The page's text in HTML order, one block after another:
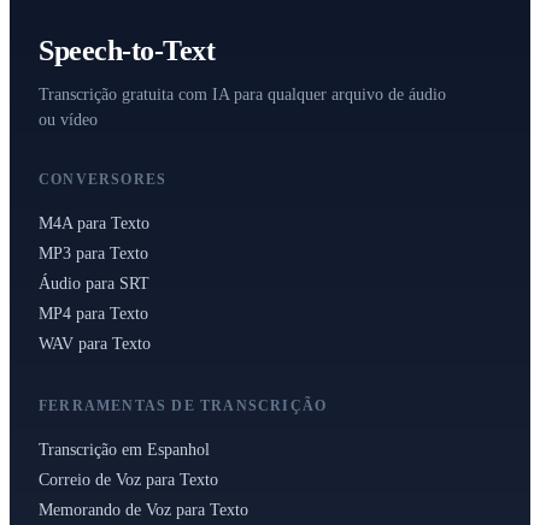
Speech-to-Text
Transcrição gratuita com IA para qualquer arquivo de áudio
ou vídeo
CONVERSORES
M4A para Texto
MP3 para Texto
Áudio para SRT
MP4 para Texto
WAV para Texto
FERRAMENTAS DE TRANSCRIÇÃO
Transcrição em Espanhol
Correio de Voz para Texto
Memorando de Voz para Texto